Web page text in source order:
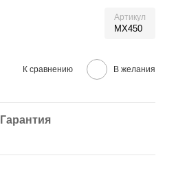
Артикул
MX450
К сравнению В желания
Гарантия